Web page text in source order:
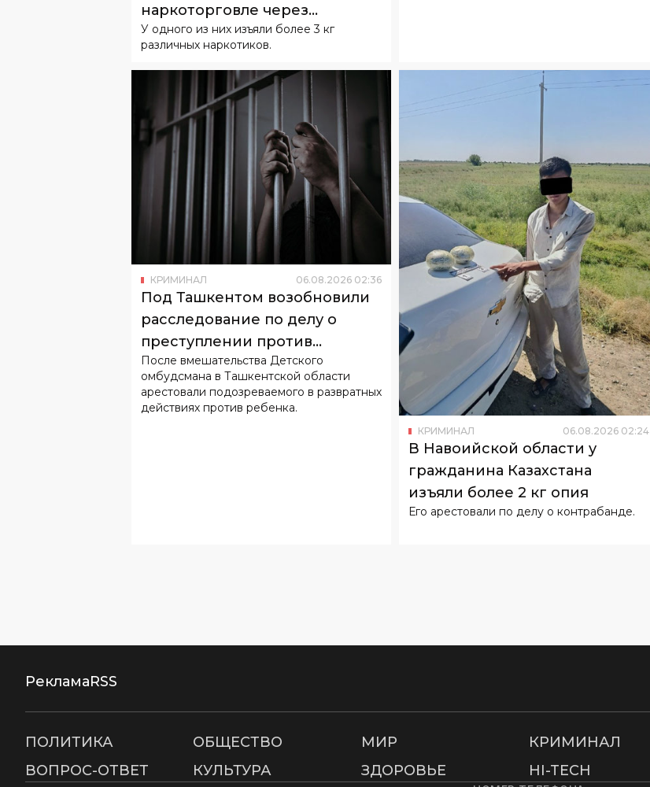
наркоторговле через
«закладки»
У одного из них изъяли более 3 кг
различных наркотиков.
КРИМИНАЛ 06.08.2026 02:36
Под Ташкентом возобновили
расследование по делу о
преступлении против
несовершеннолетнего
После вмешательства Детского
омбудсмана в Ташкентской области
арестовали подозреваемого в развратных
действиях против ребенка.
КРИМИНАЛ 06.08.2026 02:24
В Навоийской области у
гражданина Казахстана
изъяли более 2 кг опия
Его арестовали по делу о контрабанде.
РекламаRSS
ПОЛИТИКА ОБЩЕСТВО МИР КРИМИНАЛ
ВОПРОС-ОТВЕТ
КУЛЬТУРА ЗДОРОВЬЕ HI-TECH